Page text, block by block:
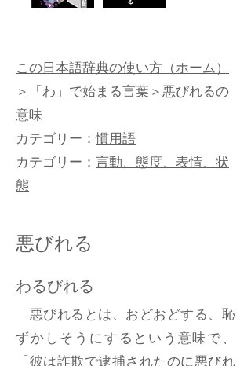
この日本語辞典の使い方（ホーム）
＞「わ」で始まる言葉＞悪びれるの
意味
カテゴリー：慣用語
カテゴリー： 言動、態度、表情、状
態
悪びれる
わるびれる
悪びれるとは、おどおどする、恥
ずかしそうにするという意味で、